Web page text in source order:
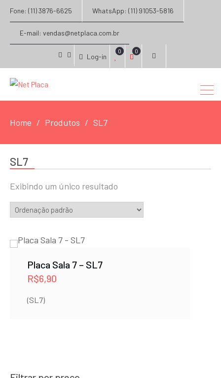
Fone: (11) 3876-6625 WhatsApp: (11) 91053-5816
E-mail: vendas@netplaca.com.br
facebook
instagram
Log-in
0 0
Home Produtos SL7
SL7
Exibindo um único resultado
Placa Sala 7 – SL7
R$6,90
(SL7)